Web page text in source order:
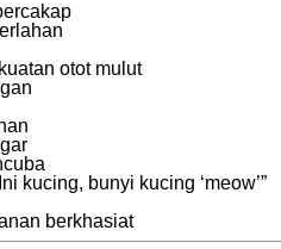
otot mulut
kucing, bunyi kucing ‘meow’”
berkhasiat